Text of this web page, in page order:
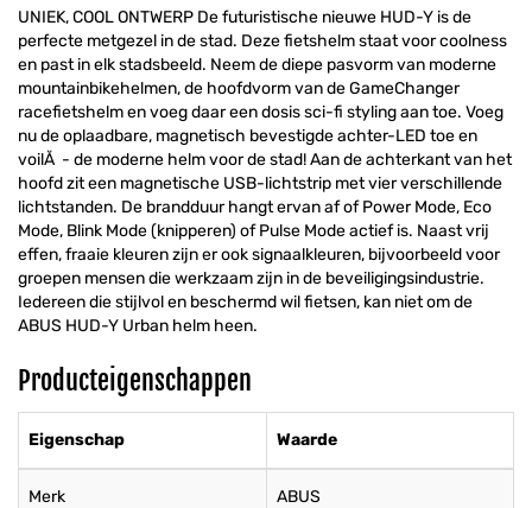
UNIEK, COOL ONTWERP De futuristische nieuwe HUD-Y is de
perfecte metgezel in de stad. Deze fietshelm staat voor coolness
en past in elk stadsbeeld. Neem de diepe pasvorm van moderne
mountainbikehelmen, de hoofdvorm van de GameChanger
racefietshelm en voeg daar een dosis sci-fi styling aan toe. Voeg
nu de oplaadbare, magnetisch bevestigde achter-LED toe en
voilĂ - de moderne helm voor de stad! Aan de achterkant van het
hoofd zit een magnetische USB-lichtstrip met vier verschillende
lichtstanden. De brandduur hangt ervan af of Power Mode, Eco
Mode, Blink Mode (knipperen) of Pulse Mode actief is. Naast vrij
effen, fraaie kleuren zijn er ook signaalkleuren, bijvoorbeeld voor
groepen mensen die werkzaam zijn in de beveiligingsindustrie.
Iedereen die stijlvol en beschermd wil fietsen, kan niet om de
ABUS HUD-Y Urban helm heen.
Producteigenschappen
Eigenschap Waarde
Merk ABUS